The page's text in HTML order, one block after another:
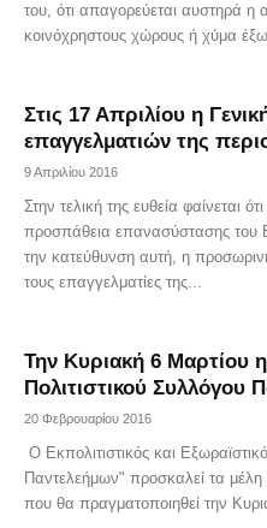
του, ότι απαγορεύεται αυστηρά η
κοινόχρηστους χώρους ή χύμα
Στις 17 Απριλίου η
επαγγελματιών της
9 Απριλίου 2016
Στην τελική της ευθεία φαίνεται
προσπάθεια επανασύστασης του
την κατεύθυνση αυτή, η
τους επαγγελματίες της...
Την Κυριακή 6 Μαρτίου
Πολιτιστικού Συλλόγου
20 Φεβρουαρίου 2016
Ο Εκπολιτιστικός και
Παντελεήμων" προσκαλεί τα
που θα πραγματοποιηθεί την